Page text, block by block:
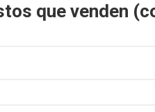
que venden